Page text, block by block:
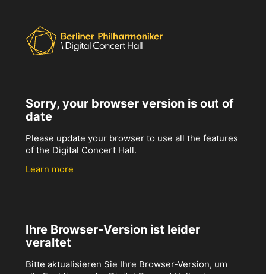
Sorry, your browser version is out of
date
Please update your browser to use all the features
of the Digital Concert Hall.
Learn more
Ihre Browser-Version ist leider
veraltet
Bitte aktualisieren Sie Ihre Browser-Version, um